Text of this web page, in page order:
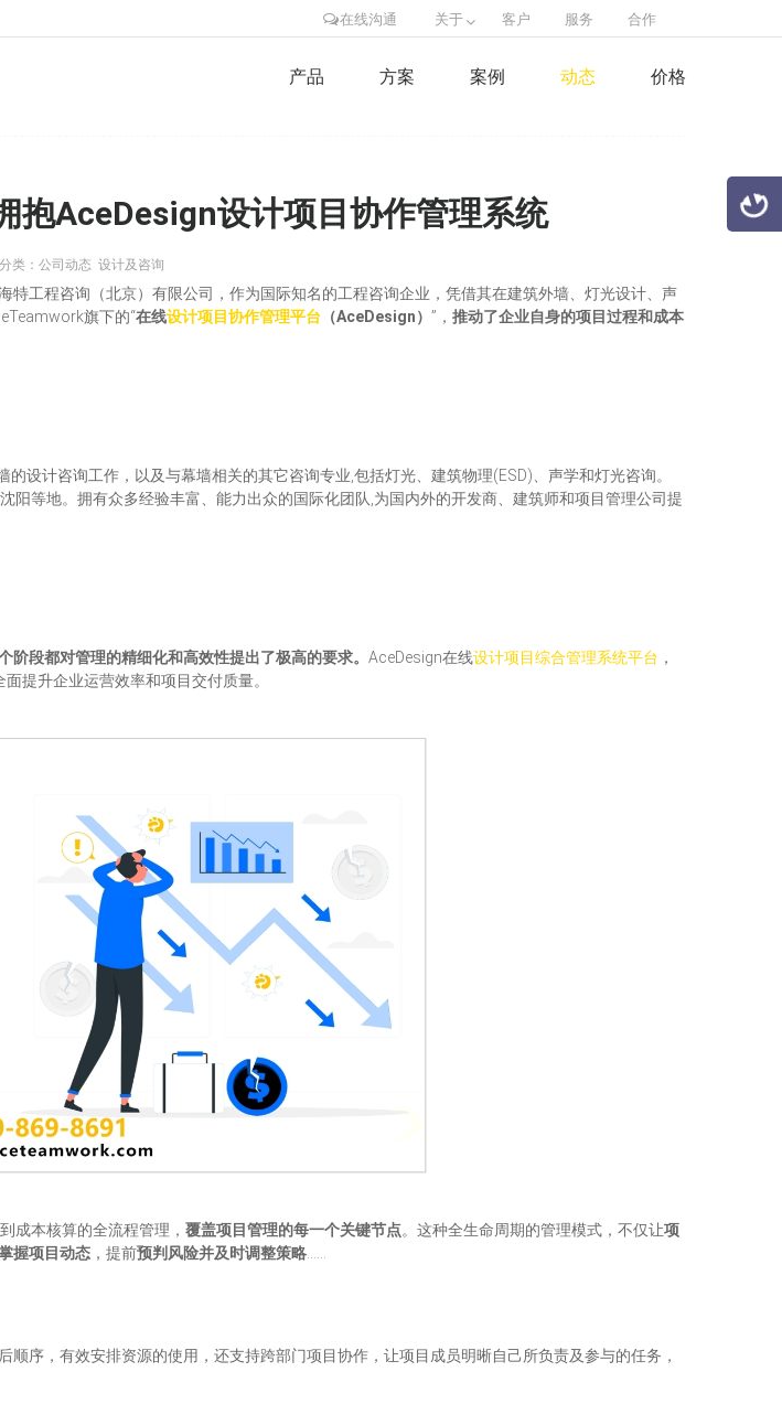
在线沟通 关于 客户 服务 合作
产品 方案 案例 动态 价格
抱AceDesign设计项目协作管理系统
分类：公司动态 设计及咨询
工程咨询（北京）有限公司，作为国际知名的工程咨询企业，凭借其在建筑外墙、灯光设计、声
旗下的“在线设计项目协作管理平台 （AceDesign） ”， 推动了企业自身的项目过程和成本
设计咨询工作，以及与幕墙相关的其它咨询专业,包括灯光、建筑物理(ESD)、声学和灯光咨询。
等地。拥有众多经验丰富、能力出众的国际化团队,为国内外的开发商、建筑师和项目管理公司提
阶段都对管理的精细化和高效性提出了极高的要求。 AceDesign在线设计项目综合管理系统平台 ，
提升企业运营效率和项目交付质量。
成本核算的全流程管理， 覆盖项目管理的每一个关键节点。这种全生命周期的管理模式，不仅让项
握项目动态 ，提前预判风险并及时调整策略
序，有效安排资源的使用，还支持跨部门项目协作，让项目成员明晰自己所负责及参与的任务，